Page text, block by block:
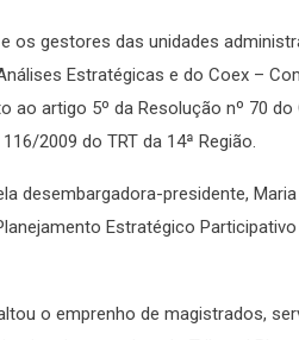
os gestores das unidades
Estratégicas e do Coex –
ao artigo 5º da Resolução nº 70
2009 do TRT da 14ª Região.
desembargadora-presidente,
Estratégico
o emprenho de magistrados,